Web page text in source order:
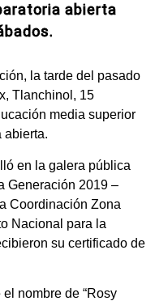
abierta
la tarde del pasado
Tlanchinol, 15
media superior
abierta.
en la galera pública
Generación 2019 –
Coordinación Zona
Nacional para la
su certificado de
nombre de “Rosy